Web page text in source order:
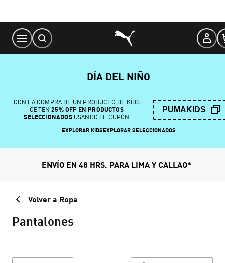
Content
DÍA DEL NIÑO
CON LA COMPRA DE UN PRODUCTO DE KIDS
OBTEN 25% OFF EN PRODUCTOS
SELECCIONADOSUSANDO EL CUPÓN
PUMAKIDS
EXPLORAR KIDSEXPLORAR SELECCIONADOS
ENVÍO EN 48 HRS. PARA LIMA Y CALLAO*
Volver a Ropa
Pantalones